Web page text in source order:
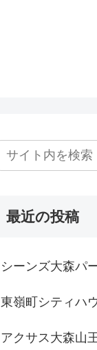
最近の投稿
シーンズ大森パ
東嶺町シティハ
アクサス大森山